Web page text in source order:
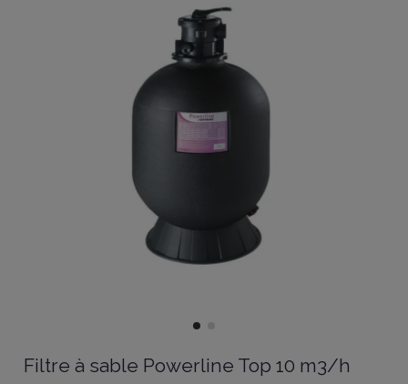
Filtre à sable Powerline Top 10 m3/h